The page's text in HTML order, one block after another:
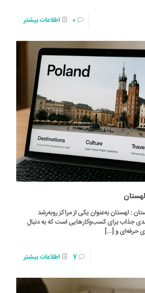
0 اطلاعات بیشتر
: لهستان به‌عنوان یکی از مراکز روبه‌رشد
جذاب برای کسب‌وکارهایی است که به دنبال
حرفه‌ای و […]
7 اطلاعات بیشتر